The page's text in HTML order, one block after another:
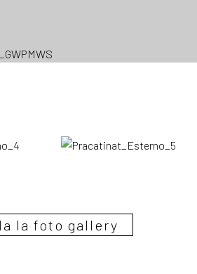
BAR
PALESTRA
la foto gallery